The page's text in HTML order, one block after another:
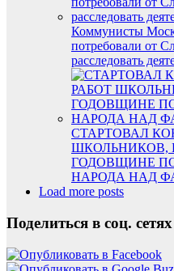
Коммунисты
потребовали от
расследовать
СТАРТОВАЛ
ШКОЛЬНИКОВ,
ГОДОВЩИНЕ
НАРОДА НАД
Load more posts
Поделиться в соц. сетях